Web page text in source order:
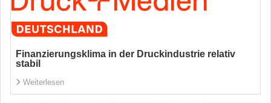
Finanzierungsklima in der Druckindustrie relativ
stabil
Weiterlesen